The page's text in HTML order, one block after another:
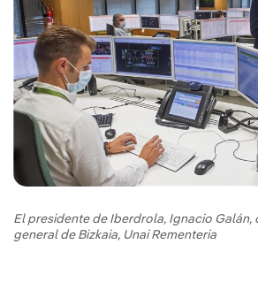
El presidente de Iberdrola, Ignacio Galán,
general de Bizkaia, Unai Rementeria